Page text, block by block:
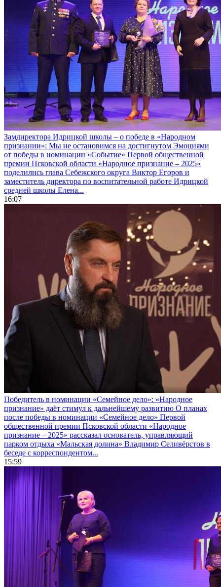
Замдиректора Идрицкой школы – о победе в «Народном
признании»: Мы не остановимся на достигнутом Эмоциями
от победы в номинации «Событие» Первой общественной
премии Псковской области «Народное признание – 2025»
поделились глава Себежского округа Виктор Егоров и
заместитель директора по воспитательной работе Идрицкой
средней школы Елена...
16:07
Победитель в номинации «Семейное дело»: «Народное
признание» даёт стимул к дальнейшему развитию О планах
после победы в номинации «Семейное дело» Первой
общественной премии Псковской области «Народное
признание – 2025» рассказал основатель, управляющий
парком отдыха «Мальская долина» Владимир Селивёрстов в
беседе с корреспондентом...
15:59